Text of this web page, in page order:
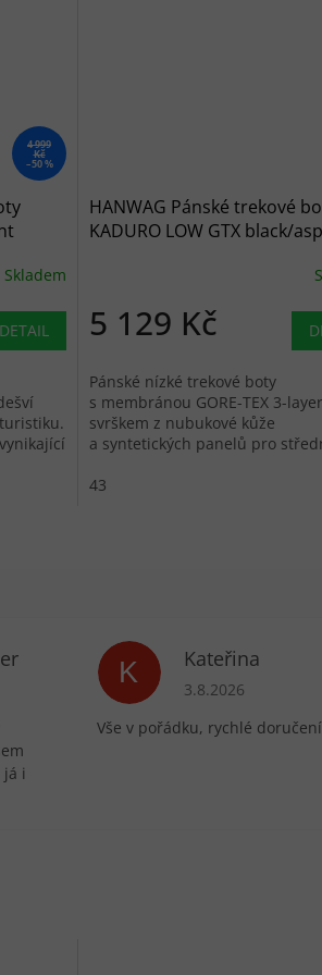
4 999
Kč
–50 %
Skladem
DETAIL
HANWAG Pánské trekové
KADURO LOW GTX black/
5 129 Kč
Pánské nízké trekové boty
s membránou GORE-TEX 3-
svrškem z nubukové kůže
a syntetických panelů pro
43
je 5 z 5 hvězdiček.
i
K Kateřina
Hodnocení
3.8.2026
Vše v pořádku, rychlé